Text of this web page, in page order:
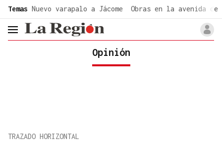
Temas Nuevo varapalo a Jácome Obras en la avenida de
header.menu.open
Opinión
TRAZADO HORIZONTAL